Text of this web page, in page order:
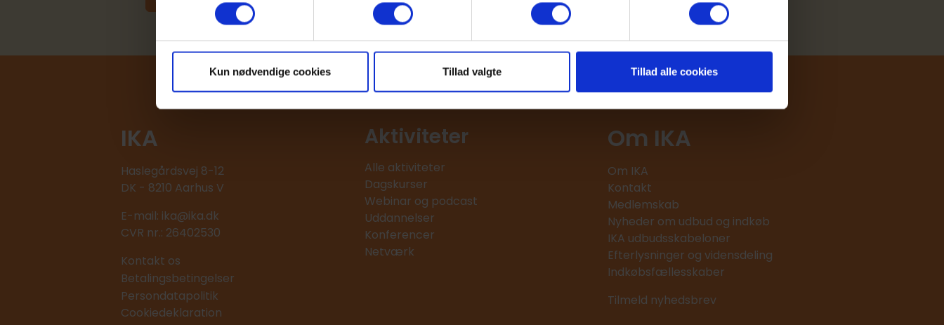
Kun nødvendige cookies Tillad valgte Tillad alle cookies
IKA
Haslegårdsvej 8-12
DK - 8210 Aarhus V
E-mail: ika@ika.dk
CVR nr.: 26402530
Kontakt os
Betalingsbetingelser
Persondatapolitik
Cookiedeklaration
Aktiviteter
Alle aktiviteter
Dagskurser
Webinar og podcast
Uddannelser
Konferencer
Netværk
Om IKA
Om IKA
Kontakt
Medlemskab
Nyheder om udbud og indkøb
IKA udbudsskabeloner
Efterlysninger og vidensdeling
Indkøbsfællesskaber
Tilmeld nyhedsbrev